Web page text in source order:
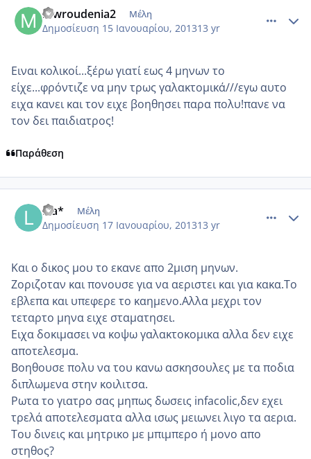
mwroudenia2 Μέλη
Δημοσίευση 15 Ιανουαρίου, 201313 yr
Eιναι κολικοί...ξέρω γιατί εως 4 μηνων το
είχε...φρόντιζε να μην τρως γαλακτομικά///εγω αυτο
ειχα κανει και τον ειχε βοηθησει παρα πολυ!πανε να
τον δει παιδιατρος!
Παράθεση
Lia* Μέλη
Δημοσίευση 17 Ιανουαρίου, 201313 yr
Και ο δικος μου το εκανε απο 2μιση μηνων.
Ζοριζοταν και πονουσε για να αεριστει και για κακα.Το
εβλεπα και υπεφερε το καημενο.Αλλα μεχρι τον
τεταρτο μηνα ειχε σταματησει.
Ειχα δοκιμασει να κοψω γαλακτοκομικα αλλα δεν ειχε
αποτελεσμα.
Βοηθουσε πολυ να του κανω ασκησουλες με τα ποδια
διπλωμενα στην κοιλιτσα.
Ρωτα το γιατρο σας μηπως δωσεις infacolic,δεν εχει
τρελά αποτελεσματα αλλα ισως μειωνει λιγο τα αερια.
Του δινεις και μητρικο με μπιμπερο ή μονο απο
στηθος?